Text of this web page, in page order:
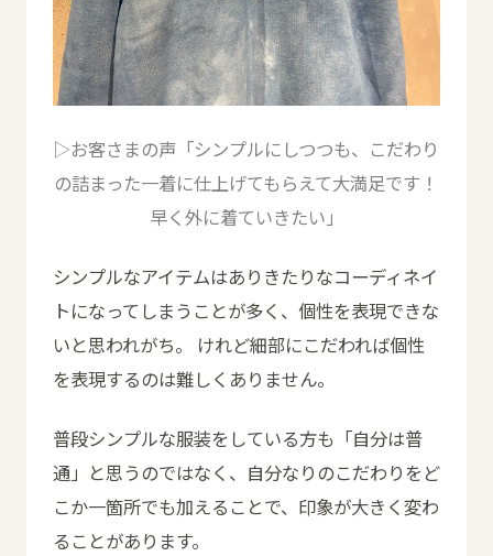
▷お客さまの声「シンプルにしつつも、こだわり
の詰まった一着に仕上げてもらえて大満足です！
早く外に着ていきたい」
シンプルなアイテムはありきたりなコーディネイ
トになってしまうことが多く、個性を表現できな
いと思われがち。 けれど細部にこだわれば個性
を表現するのは難しくありません。
普段シンプルな服装をしている方も「自分は普
通」と思うのではなく、自分なりのこだわりをど
こか一箇所でも加えることで、印象が大きく変わ
ることがあります。